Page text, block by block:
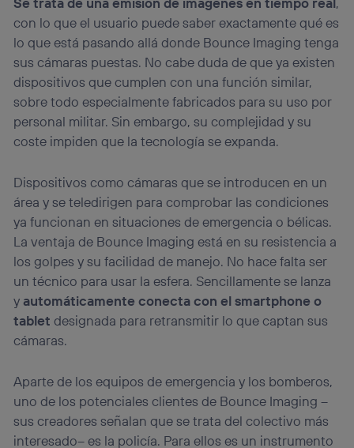
con lo que el usuario puede saber exactamente qué es
lo que está pasando allá donde Bounce Imaging tenga
sus cámaras puestas. No cabe duda de que ya existen
dispositivos que cumplen con una función similar,
sobre todo especialmente fabricados para su uso por
personal militar. Sin embargo, su complejidad y su
coste impiden que la tecnología se expanda.
Dispositivos como cámaras que se introducen en un
área y se teledirigen para comprobar las condiciones
ya funcionan en situaciones de emergencia o bélicas.
La ventaja de Bounce Imaging está en su resistencia a
los golpes y su facilidad de manejo. No hace falta ser
un técnico para usar la esfera. Sencillamente se lanza
y automáticamente conecta con el smartphone o
tablet designada para retransmitir lo que captan sus
cámaras.
Aparte de los equipos de emergencia y los bomberos,
uno de los potenciales clientes de Bounce Imaging –
sus creadores señalan que se trata del colectivo más
interesado– es la policía. Para ellos es un instrumento